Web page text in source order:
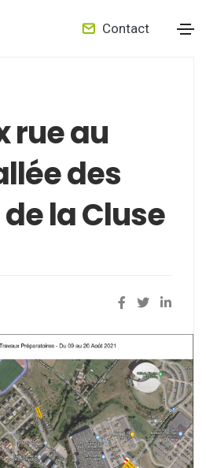
Contact
rue au
des
la Cluse